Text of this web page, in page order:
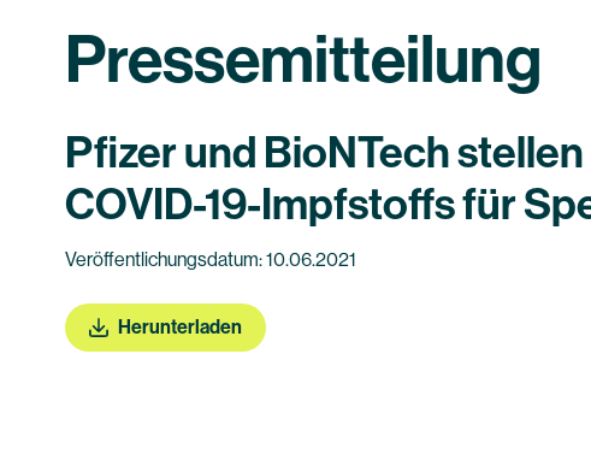
Pressemitteilung
Pfizer und BioNTech
COVID-19-Impfstoffs für
Veröffentlichungsdatum: 10.06.2021
Herunterladen